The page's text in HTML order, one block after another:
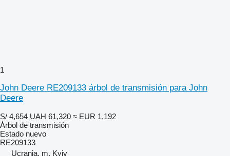
1
John Deere RE209133 árbol de transmisión para John
Deere
S/ 4,654 UAH 61,320 ≈ EUR 1,192
Árbol de transmisión
Estado nuevo
RE209133
Ucrania, m. Kyiv